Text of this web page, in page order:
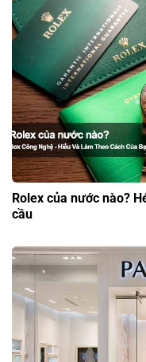
Rolex của nước nào?
cầu